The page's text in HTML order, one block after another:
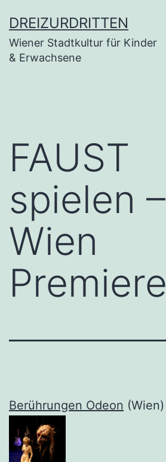
Inhalt
springen
DREIZURDRITTEN
Wiener Stadtkultur für Kinder
& Erwachsene
FAUST
spielen –
Wien
Premiere
Berührungen Odeon (Wien)